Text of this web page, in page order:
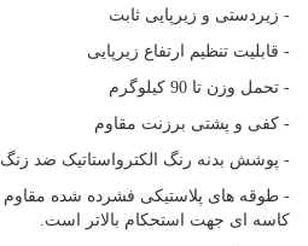
- زیردستی و زیرپایی ثابت
- قابلیت تنظیم ارتفاع زیرپایی
- تحمل وزن تا 90 کیلوگرم
- کفی و پشتی برزنت مقاوم
- پوشش بدنه رنگ الکترواستاتیک ضد زنگ
کاسه ای جهت استحکام بالاتر است.